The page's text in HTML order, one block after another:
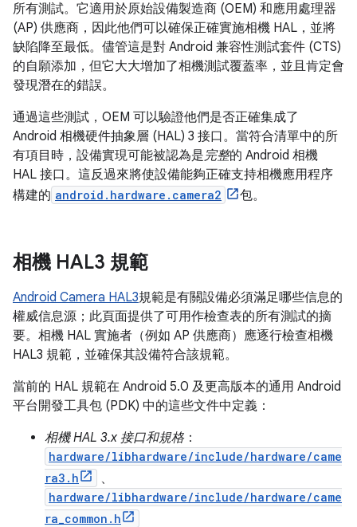
所有測試。它適用於原始設備製造商 (OEM) 和應用處理器
(AP) 供應商，因此他們可以確保正確實施相機 HAL，並將
缺陷降至最低。儘管這是對 Android 兼容性測試套件 (CTS)
的自願添加，但它大大增加了相機測試覆蓋率，並且肯定會
發現潛在的錯誤。
通過這些測試，OEM 可以驗證他們是否正確集成了
Android 相機硬件抽象層 (HAL) 3 接口。當符合清單中的所
有項目時，設備實現可能被認為是完整的 Android 相機
HAL 接口。這反過來將使設備能夠正確支持相機應用程序
構建的 android.hardware.camera2 包。
相機 HAL3 規範
Android Camera HAL3規範是有關設備必須滿足哪些信息的
權威信息源；此頁面提供了可用作檢查表的所有測試的摘
要。相機 HAL 實施者（例如 AP 供應商）應逐行檢查相機
HAL3 規範，並確保其設備符合該規範。
當前的 HAL 規範在 Android 5.0 及更高版本的通用 Android
平台開發工具包 (PDK) 中的這些文件中定義：
相機 HAL 3.x 接口和規格：
hardware/libhardware/include/hardware/came
ra3.h
、
hardware/libhardware/include/hardware/came
ra_common.h